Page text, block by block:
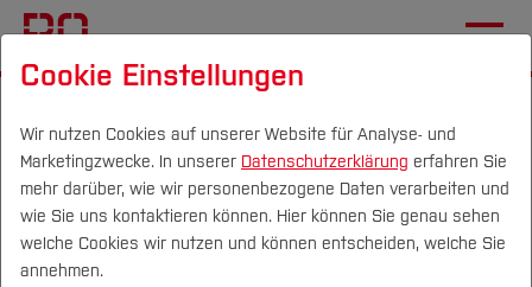
Campus Personen DE|EN Quicklinks
Deutschlandstipendium
Förderer 2020/21
Menü aufklappen
Cookie Einstellungen
Wir nutzen Cookies auf unserer Website für Analyse- und
Marketingzwecke. In unserer Datenschutzerklärung erfahren Sie
mehr darüber, wie wir personenbezogene Daten verarbeiten und
wie Sie uns kontaktieren können. Hier können Sie genau sehen
welche Cookies wir nutzen und können entscheiden, welche Sie
annehmen.